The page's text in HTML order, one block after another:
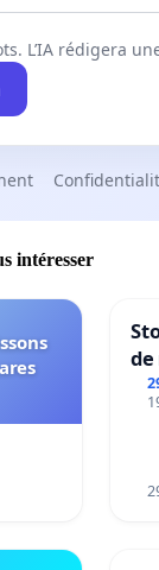
L’IA rédigera
intéresser